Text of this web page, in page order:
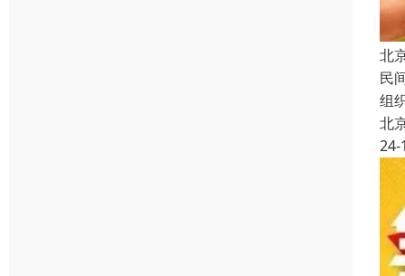
北
民
组
北
24-